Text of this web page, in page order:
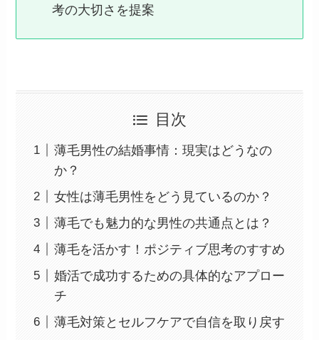
考の大切さを提案
目次
薄毛男性の結婚事情：現実はどうなの
か？
女性は薄毛男性をどう見ているのか？
薄毛でも魅力的な男性の共通点とは？
薄毛を活かす！ポジティブ思考のすすめ
婚活で成功するための具体的なアプロー
チ
薄毛対策とセルフケアで自信を取り戻す